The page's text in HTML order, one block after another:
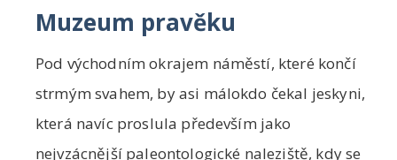
Muzeum pravěku
Pod východním okrajem náměstí, které končí
strmým svahem, by asi málokdo čekal jeskyni,
která navíc proslula především jako
nejvzácnější paleontologické naleziště, kdy se